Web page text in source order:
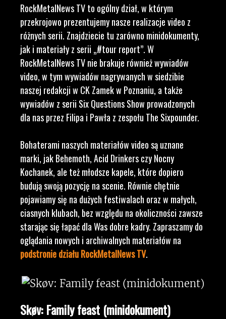
RockMetalNews TV to ogólny dział, w którym
przekrojowo prezentujemy nasze realizacje video z
różnych serii. Znajdziecie tu zarówno minidokumenty,
jak i materiały z serii „#tour report”. W
RockMetalNews TV nie brakuje również wywiadów
video, w tym wywiadów nagrywanych w siedzibie
naszej redakcji w CK Zamek w Poznaniu, a także
wywiadów z serii Six Questions Show prowadzonych
dla nas przez Filipa i Pawła z zespołu The Sixpounder.
Bohaterami naszych materiałów video są uznane
marki, jak Behemoth, Acid Drinkers czy Nocny
Kochanek, ale też młodsze kapele, które dopiero
budują swoją pozycję na scenie. Równie chętnie
pojawiamy się na dużych festiwalach oraz w małych,
ciasnych klubach, bez względu na okoliczności zawsze
starając się łapać dla Was dobre kadry. Zapraszamy do
oglądania nowych i archiwalnych materiałów na
podstronie działu RockMetalNews TV.
Skøv: Family feast (minidokument)